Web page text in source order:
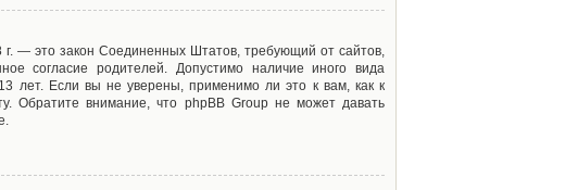
г. — это закон Соединенных Штатов, требующий от сайтов,
согласие родителей. Допустимо наличие иного вида
лет. Если вы не уверены, применимо ли это к вам, как к
Обратите внимание, что phpBB Group не может давать